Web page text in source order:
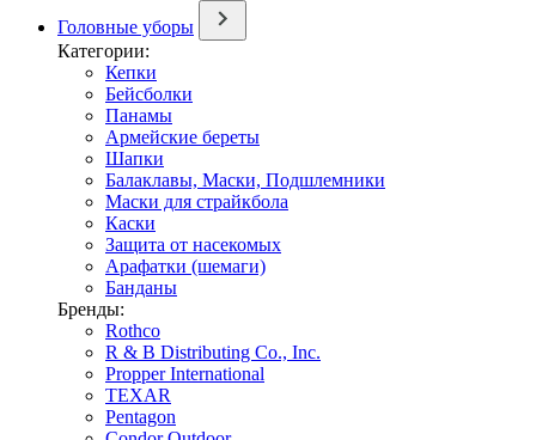
Головные уборы
Категории:
Кепки
Бейсболки
Панамы
Армейские береты
Шапки
Балаклавы, Маски, Подшлемники
Маски для страйкбола
Каски
Защита от насекомых
Арафатки (шемаги)
Банданы
Бренды:
Rothco
R & B Distributing Co., Inc.
Propper International
TEXAR
Pentagon